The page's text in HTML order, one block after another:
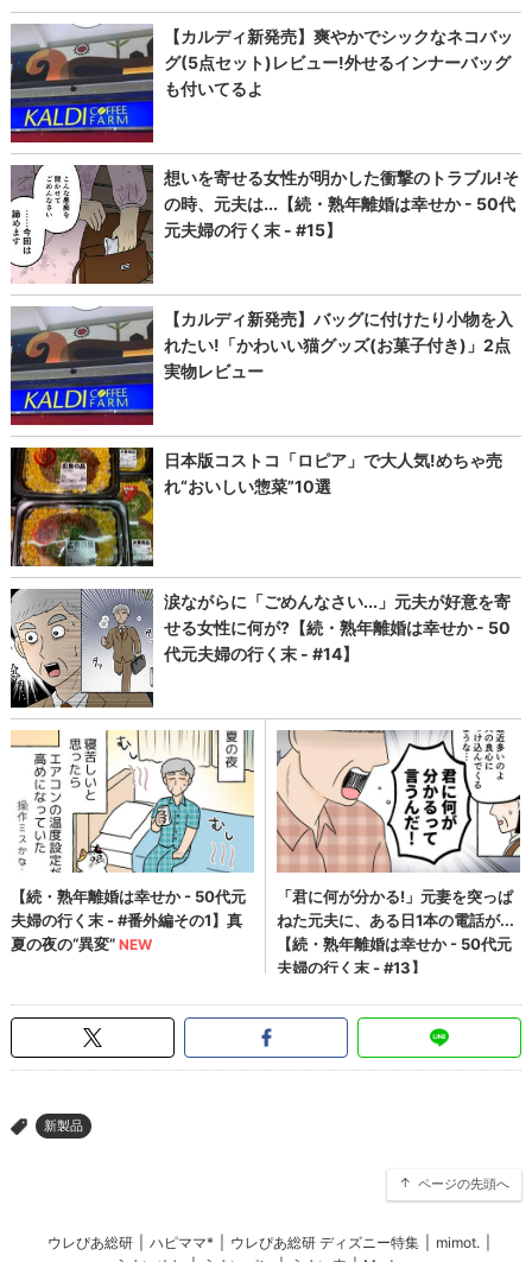
> 新製品
ページの先頭へ
ウレぴあ総研 ハピママ* ウレぴあ総研 ディズニー特集 mimot.